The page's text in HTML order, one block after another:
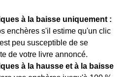
à la baisse uniquement :
enchères s'il estime qu'un clic
peu susceptible de se
de votre livre annoncé.
à la hausse et à la baisse